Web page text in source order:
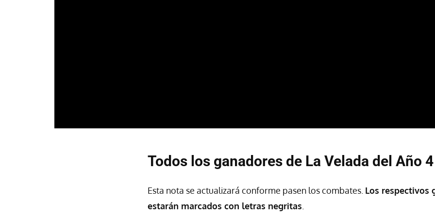
Todos los ganadores de La Velada del Año 4
Esta nota se actualizará conforme pasen los combates. Los respectivos
estarán marcados con letras negritas